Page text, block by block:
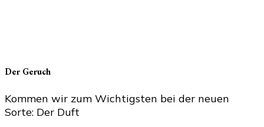
Der Geruch
Kommen wir zum Wichtigsten bei der neuen
Sorte: Der Duft